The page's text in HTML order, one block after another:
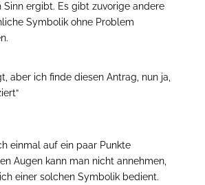
Sinn ergibt. Es gibt zuvorige andere
Symbolik ohne Problem
aber ich finde diesen Antrag, nun ja,
einmal auf ein paar Punkte
Augen kann man nicht annehmen,
einer solchen Symbolik bedient.